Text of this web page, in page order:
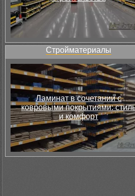
Стройматериалы
Ламинат в сочетании с
ковровыми покрытиями:
и комфорт